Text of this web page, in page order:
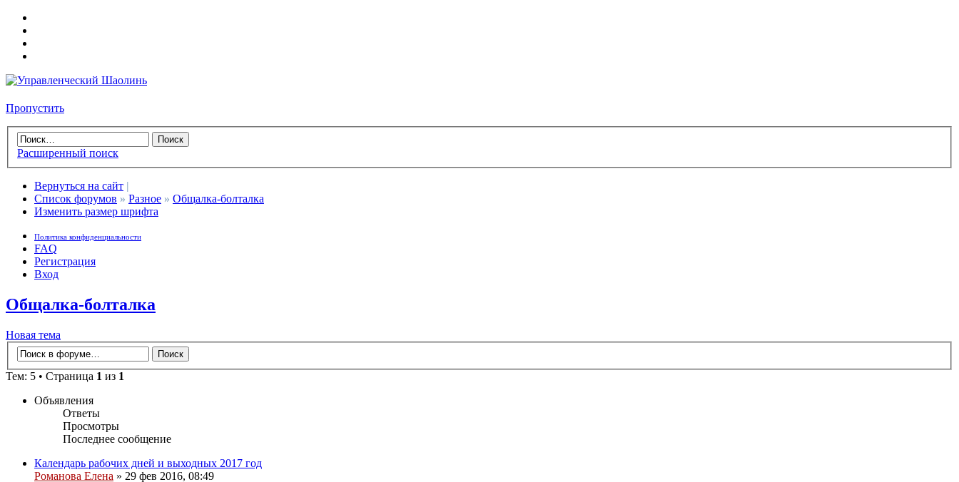
Пропустить
Расширенный поиск
Вернуться на сайт |
Список форумов » Разное » Общалка-болталка
Изменить размер шрифта
Политика конфиденциальности
FAQ
Регистрация
Вход
Общалка-болталка
Новая тема
Тем: 5 • Страница 1 из 1
Объявления
Ответы
Просмотры
Последнее сообщение
Календарь рабочих дней и выходных 2017 год
Романова Елена » 29 фев 2016, 08:49